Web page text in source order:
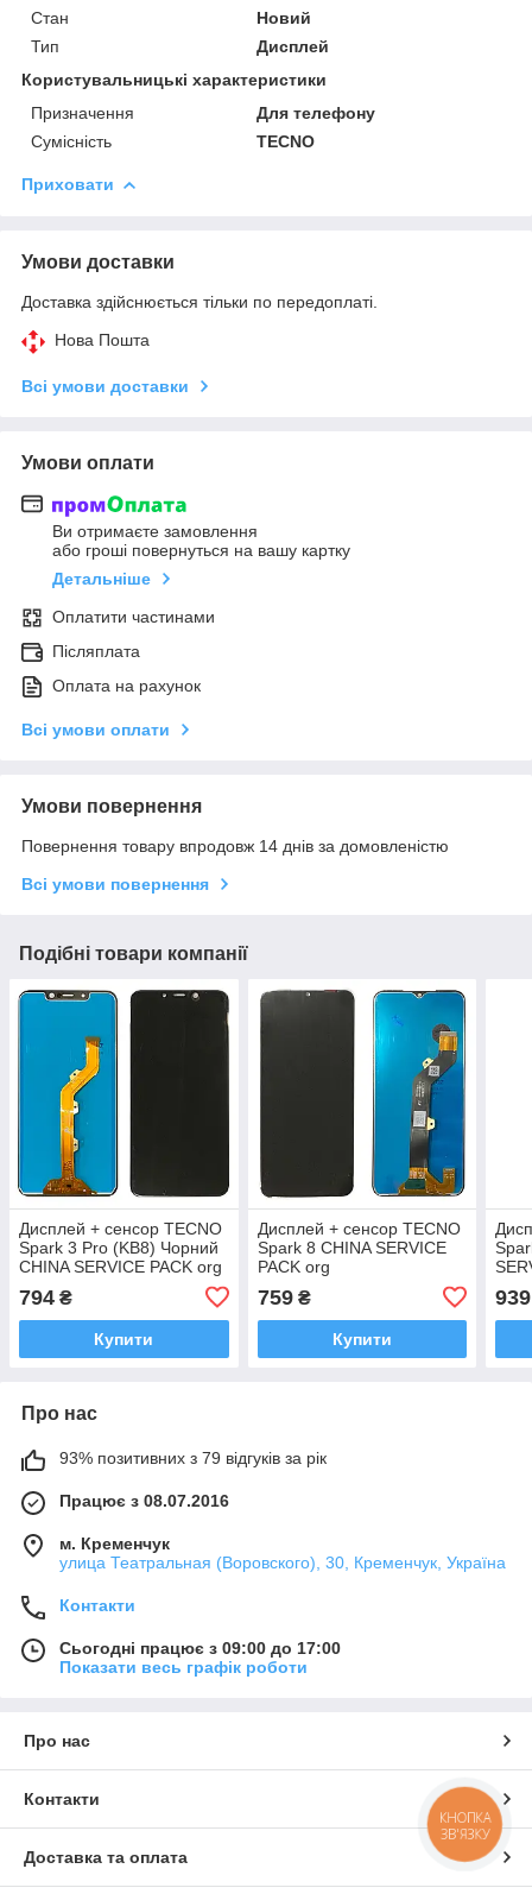
Стан
Новий
Тип
Дисплей
Користувальницькі характеристики
Призначення
Для телефону
Сумісність
TECNO
Приховати
Умови доставки
Доставка здійснюється тільки по передоплаті.
Нова Пошта
Всі умови доставки
Умови оплати
Ви отримаєте замовлення
або гроші повернуться на вашу картку
Детальніше
Оплатити частинами
Післяплата
Оплата на рахунок
Всі умови оплати
Умови повернення
Повернення товару впродовж 14 днів за домовленістю
Всі умови повернення
Подібні товари компанії
Дисплей + сенсор TECNO
Spark 3 Pro (KB8) Чорний
CHINA SERVICE PACK org
794 ₴
Купити
Дисплей + сенсор TECNO
Spark 8 CHINA SERVICE
PACK org
759₴
Купити
939
Про нас
93% позитивних з 79 відгуків за рік
Працює з 08.07.2016
м. Кременчук
улица Театральная (Воровского), 30, Кременчук, Україна
Контакти
Сьогодні працює з 09:00 до 17:00
Показати весь графік роботи
Про нас
Контакти
Доставка та оплата
КНОПКА
ЗВ'ЯЗКУ